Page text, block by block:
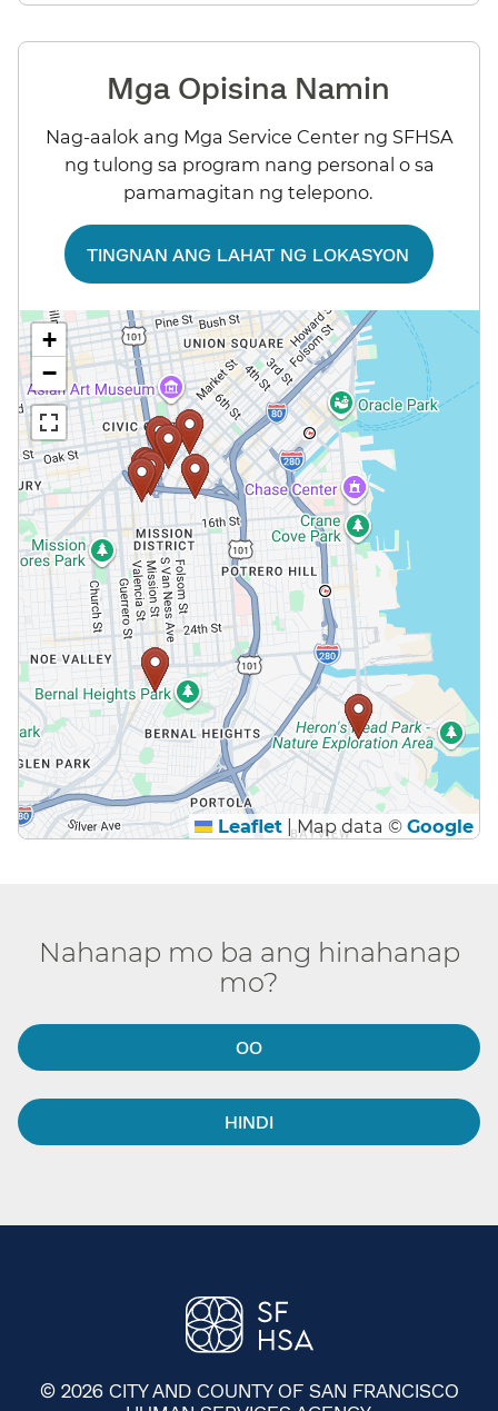
Mga Opisina Namin​​
Nag-aalok ang Mga Service Center ng SFHSA
ng tulong sa program nang personal o sa
pamamagitan ng telepono.​​
TINGNAN ANG LAHAT NG LOKASYON​​
+
−
Leaflet |Map data © Google
Nahanap mo ba ang hinahanap
mo?​​
OO​​
HINDI​​
© 2026 CITY AND COUNTY OF SAN FRANCISCO